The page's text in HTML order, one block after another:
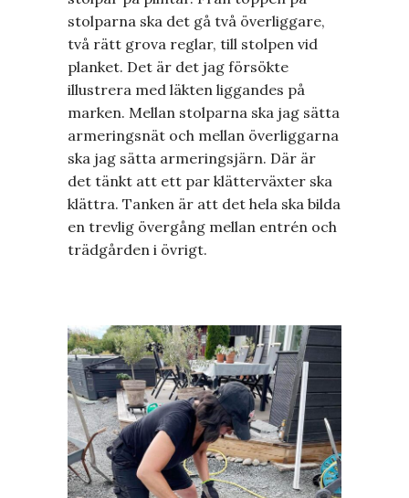
stolparna ska det gå två överliggare,
två rätt grova reglar, till stolpen vid
planket. Det är det jag försökte
illustrera med läkten liggandes på
marken. Mellan stolparna ska jag sätta
armeringsnät och mellan överliggarna
ska jag sätta armeringsjärn. Där är
det tänkt att ett par klätterväxter ska
klättra. Tanken är att det hela ska bilda
en trevlig övergång mellan entrén och
trädgården i övrigt.